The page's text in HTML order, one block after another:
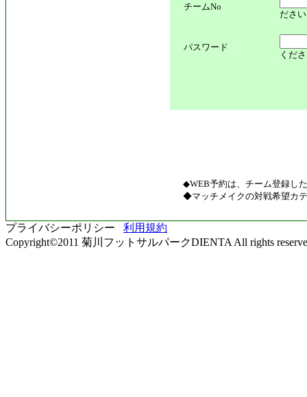
チームNo
ださい
パスワード
くだ
◆WEB予約は、チーム登録し
◆マッチメイクの対戦希望カ
プライバシーポリシー 利用規約
Copyright©2011 菊川フットサルパークDIENTA All rights